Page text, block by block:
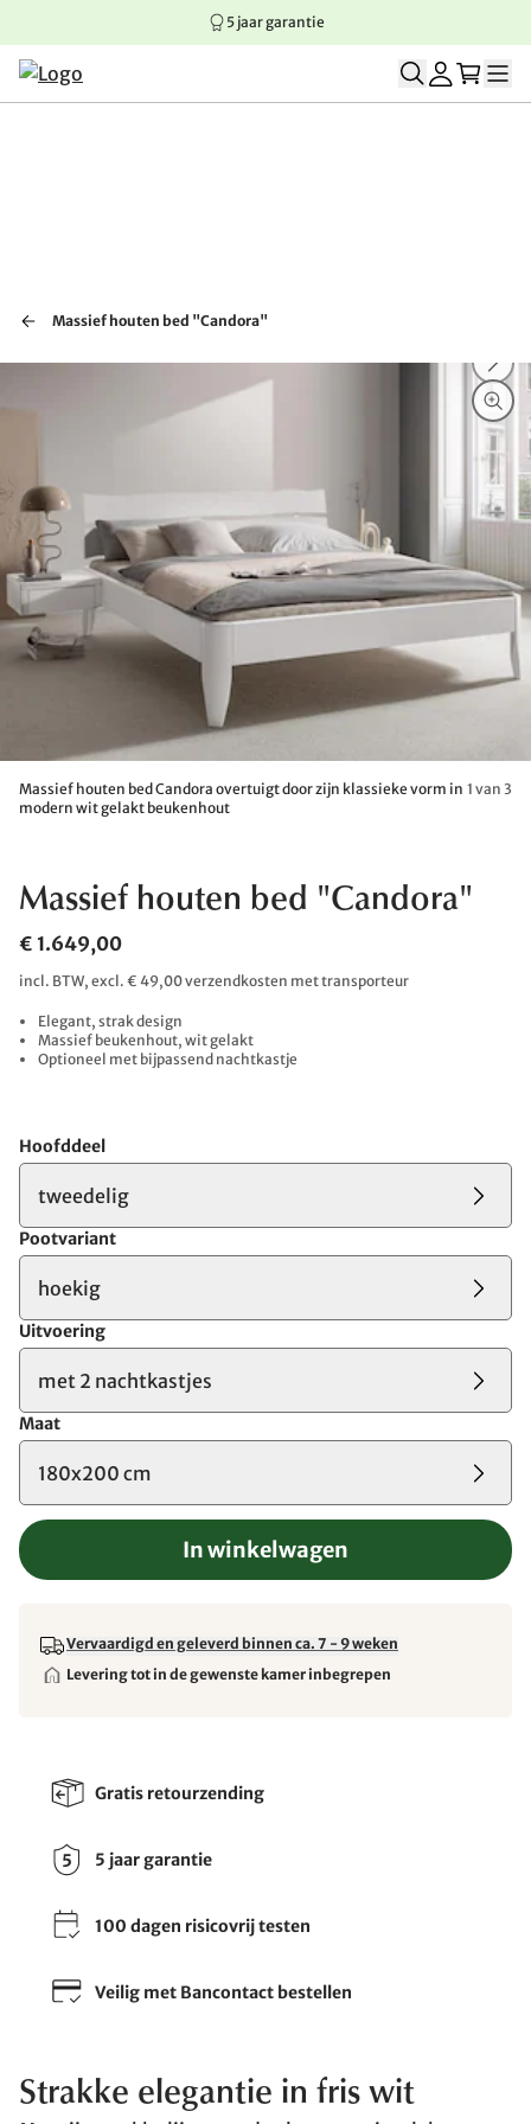
Springen naar hoofdinhoud
Springen naar hoofdnavigatie
Springen naar voettekst
5 jaar garantie
Massief houten bed "Candora"
Massief houten bed Candora overtuigt door zijn klassieke vorm in
modern wit gelakt beukenhout
1 van 3
Massief houten bed "Candora"
€ 1.649,00
incl. BTW, excl. € 49,00 verzendkosten met transporteur
Elegant, strak design
Massief beukenhout, wit gelakt
Optioneel met bijpassend nachtkastje
Hoofddeel
tweedelig
Pootvariant
hoekig
Uitvoering
met 2 nachtkastjes
Maat
180x200 cm
In winkelwagen
Vervaardigd en geleverd binnen ca. 7 - 9 weken
Levering tot in de gewenste kamer inbegrepen
Gratis retourzending
5 jaar garantie
100 dagen risicovrij testen
Veilig met Bancontact bestellen
Strakke elegantie in fris wit